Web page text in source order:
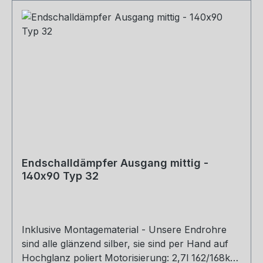
Endschalldämpfer Ausgang mittig -
140x90 Typ 32
Inklusive Montagematerial - Unsere Endrohre
sind alle glänzend silber, sie sind per Hand auf
Hochglanz poliert Motorisierung: 2,7l 162/168kW